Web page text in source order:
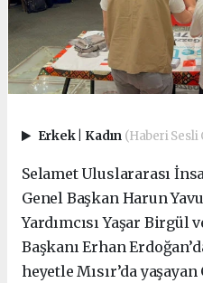
Erkek Kadın (Haberi Sesli
Selamet Uluslararası
Genel Başkan Harun
Yardımcısı Yaşar Birgül
Başkanı Erhan
heyetle Mısır’da